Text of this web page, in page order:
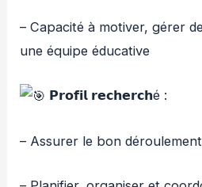
– Capacité à motiver, gérer
une équipe éducative
𝗣𝗿𝗼𝗳𝗶𝗹 𝗿𝗲𝗰𝗵𝗲𝗿𝗰𝗵é :
– Assurer le bon